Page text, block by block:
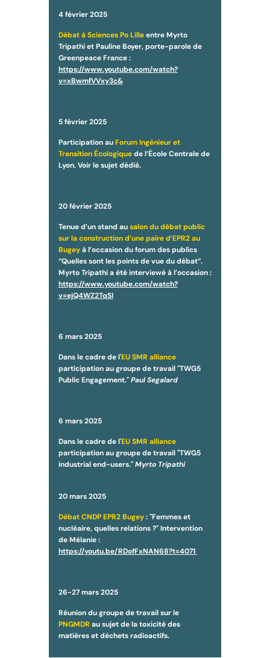
4 février 2025
Débat à Sciences Po Lille entre Myrto
Tripathi et Pauline Boyer, porte-parole de
Greenpeace France :
https://www.youtube.com/watch?
v=xBwmfVVxy3c&
5 février 2025
Participation auForum Ingénieur et
Transition Écologiquede l’École Centrale de
Lyon. Voir le sujet dédié.
20 février 2025
Tenue d’un stand ausalon du débat public
sur la construction d’une paire d’EPR2 au
Bugeyà l’occasion du forum des publics
“Quelles sont les points de vue du débat”.
Myrto Tripathi a été interviewé à l’occasion :
https://www.youtube.com/watch?
v=ejQ4WZ2TqSI
6 mars 2025
Dans le cadre de l'EU SMR alliance
participation au groupe de travail "TWG5
Public Engagement."Paul Segalard
6 mars 2025
Dans le cadre de l'EU SMR alliance
participation au groupe de travail "TWG5
industrial end-users."Myrto Tripathi
20 mars 2025
Débat CNDP EPR2 Bugey: "Femmes et
nucléaire, quelles relations ?" Intervention
de Mélanie :
https://youtu.be/RDofFxNAN68?t=4071
26-27 mars 2025
Réunion du groupe de travail sur le
PNGMDR au sujet de la toxicité des
matières et déchets radioactifs.